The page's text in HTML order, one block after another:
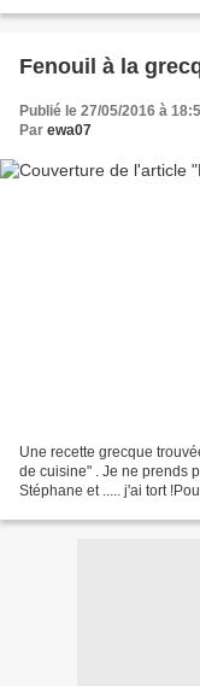
Fenouil à la
Publié le 27/05/2016 à
Par ewa07
Une recette grecque
de cuisine" . Je ne prends
Stéphane et ..... j'ai tort